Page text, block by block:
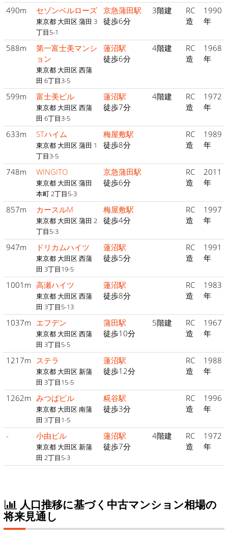
490m セゾンベルローズ
東京都 大田区 蒲田 3
丁目5-1
京急蒲田駅
徒歩6分
3階建
RC
造
1990
年
588m
第一富士美マンシ
ョン
東京都 大田区 西蒲
田 6丁目3-5
蓮沼駅
徒歩6分
4階建
RC
造
1968
年
599m 富士美ビル
東京都 大田区 西蒲
田 6丁目3-5
蓮沼駅
徒歩7分
4階建
RC
造
1972
年
633m STハイム
東京都 大田区 蒲田 1
丁目3-5
梅屋敷駅
徒歩8分
RC
造
1989
年
748m WINGITO
東京都 大田区 蒲田
本町 2丁目5-3
京急蒲田駅
徒歩6分
RC
造
2011
年
857m カースルM
東京都 大田区 蒲田 2
丁目5-3
梅屋敷駅
徒歩4分
RC
造
1997
年
947m ドリカムハイツ
東京都 大田区 西蒲
田 3丁目19-5
蓮沼駅
徒歩5分
RC
造
1991
年
1001m 高瀬ハイツ
東京都 大田区 西蒲
田 3丁目5-13
蓮沼駅
徒歩8分
RC
造
1983
年
1037m エフデン
東京都 大田区 西蒲
田 3丁目5-5
蒲田駅
徒歩10分
5階建
RC
造
1967
年
1217m ステラ
東京都 大田区 新蒲
田 3丁目15-5
蓮沼駅
徒歩12分
RC
造
1988
年
1262m みつばビル
東京都 大田区 南蒲
田 3丁目1-5
糀谷駅
徒歩3分
RC
造
1996
年
- 小由ビル
東京都 大田区 新蒲
田 2丁目5-3
蓮沼駅
徒歩7分
4階建
RC
造
1972
年
人口推移に基づく中古マンション相場の
将来見通し